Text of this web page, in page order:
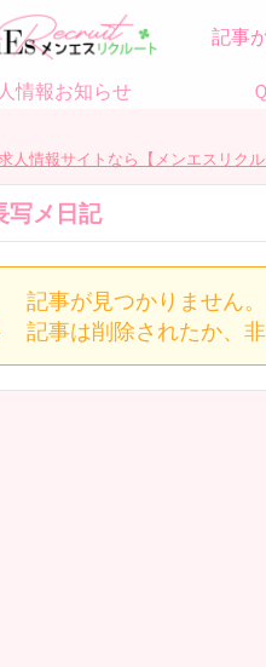
記事
情報お知らせ
人情報サイトなら【メンエスリクル
写メ日記
記事が見つかりません。
記事は削除されたか、